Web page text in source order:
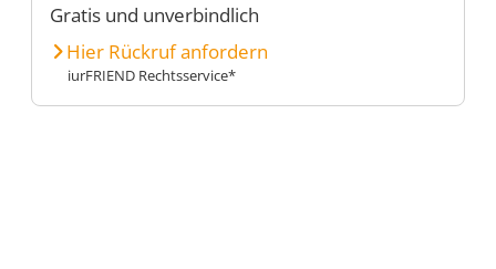
Gratis und unverbindlich
Hier Rückruf anfordern
iurFRIEND Rechtsservice*